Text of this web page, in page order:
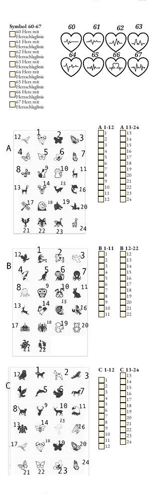
Symbol 60-67
60 Herz mit
Herzschlaglinie
61 Herz mit
Herzschlaglinie
62 Herz mit
Herzschlaglinie
63 Herz mit
Herzschlaglinie
64 Herz mit
Herzschlaglinie
65 Herz mit
Herzschlaglinie
66 Herz mit
Herzschlaglinie
67 Herz mit
Herzschlaglinie
A 1-12
1
2
3
4
5
6
7
8
9
10
11
12
A 13-24
13
14
15
16
17
18
19
20
21
22
23
24
B 1-11
1
2
3
4
5
6
7
8
9
10
11
B 12-22
12
13
14
15
16
17
18
19
20
21
22
C 13-24
13
14
15
16
17
18
19
20
21
22
23
24
C 1-12
1
2
3
4
5
6
7
8
9
10
11
12